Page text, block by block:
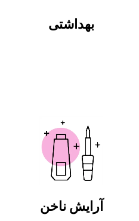
بهداشتی
آرایش ناخن